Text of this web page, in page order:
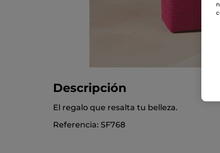
Descripción
El regalo que resalta tu belleza.
Referencia: SF768